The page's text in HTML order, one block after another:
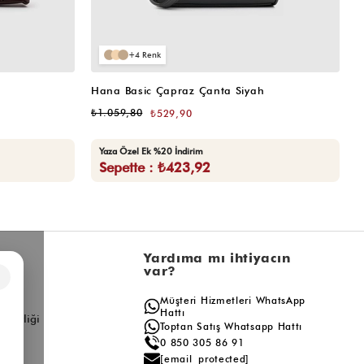
4
Hana Basic Çapraz Çanta Siyah
₺529,90
₺1.059,80
Yaza Özel Ek %20 İndirim
Sepette : ₺423,92
Birliği
Yardıma mı ihtiyacın
var?
Müşteri Hizmetleri WhatsApp
Hattı
Toptan Satış Whatsapp Hattı
0 850 305 86 91
[email protected]